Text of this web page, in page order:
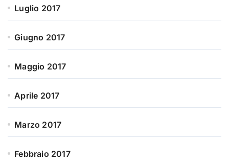
Luglio 2017
Giugno 2017
Maggio 2017
Aprile 2017
Marzo 2017
Febbraio 2017